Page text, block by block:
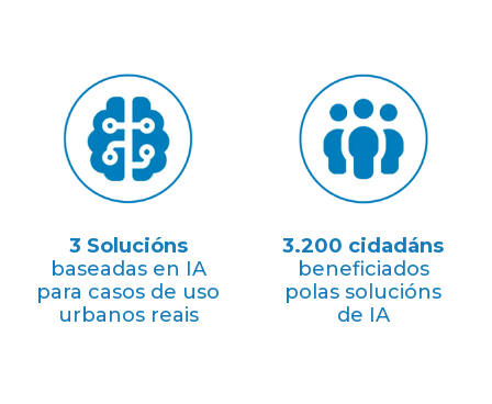
3 Solucións
baseadas en IA
para casos de uso
urbanos reais
3.200 cidadáns
beneficiados
polas solucións
de IA